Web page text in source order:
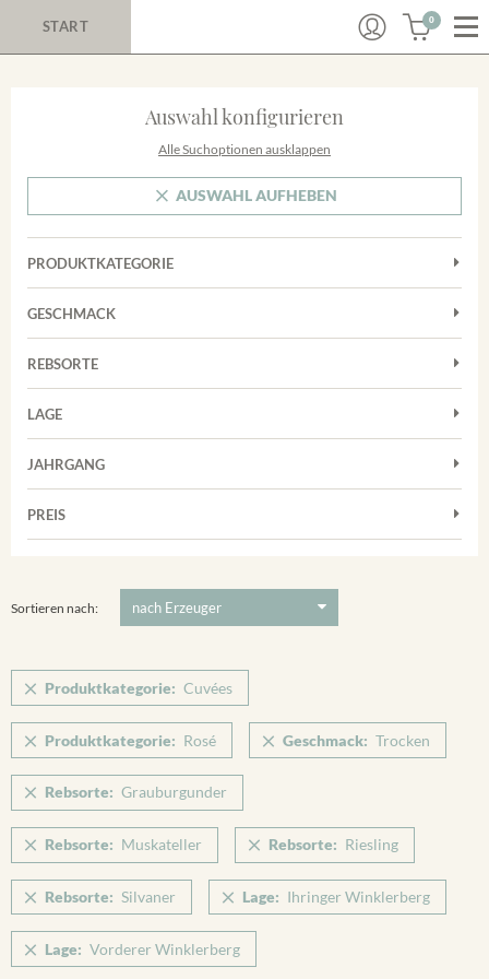
START 0
Auswahl konfigurieren
Alle Suchoptionen ausklappen
AUSWAHL AUFHEBEN
PRODUKTKATEGORIE
Cuvées
Rosé
Weißwein
GESCHMACK
Trocken
REBSORTE
Chardonnay
Grauburgunder
Riesling
Spätburgunder
LAGE
Achkarrer Schlossberg
Vorderer Winklerberg
Winklerberg Hinter Winklen
Winklerberg Winklen
Ihringen
JAHRGANG
PREIS
Sortieren nach:
Produktkategorie: Cuvées
Produktkategorie: Rosé Geschmack: Trocken
Rebsorte: Grauburgunder
Rebsorte: Muskateller Rebsorte: Riesling
Rebsorte: Silvaner Lage: Ihringer Winklerberg
Lage: Vorderer Winklerberg